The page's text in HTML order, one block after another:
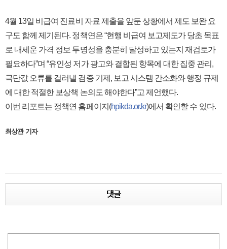
4월 13일 비급여 진료비 자료 제출을 앞둔 상황에서 제도 보완 요
구도 함께 제기된다. 정책연은 “현행 비급여 보고제도가 당초 목표
로 내세운 가격 정보 투명성을 충분히 달성하고 있는지 재검토가
필요하다”며 “유인성 저가 광고와 결합된 항목에 대한 집중 관리,
극단값 오류를 걸러낼 검증 기제, 보고 시스템 간소화와 행정 규제
에 대한 적절한 보상책 논의도 해야한다”고 제언했다.
이번 리포트는 정책연 홈페이지(hpikda.or.kr)에서 확인할 수 있다.
최상관 기자
댓글